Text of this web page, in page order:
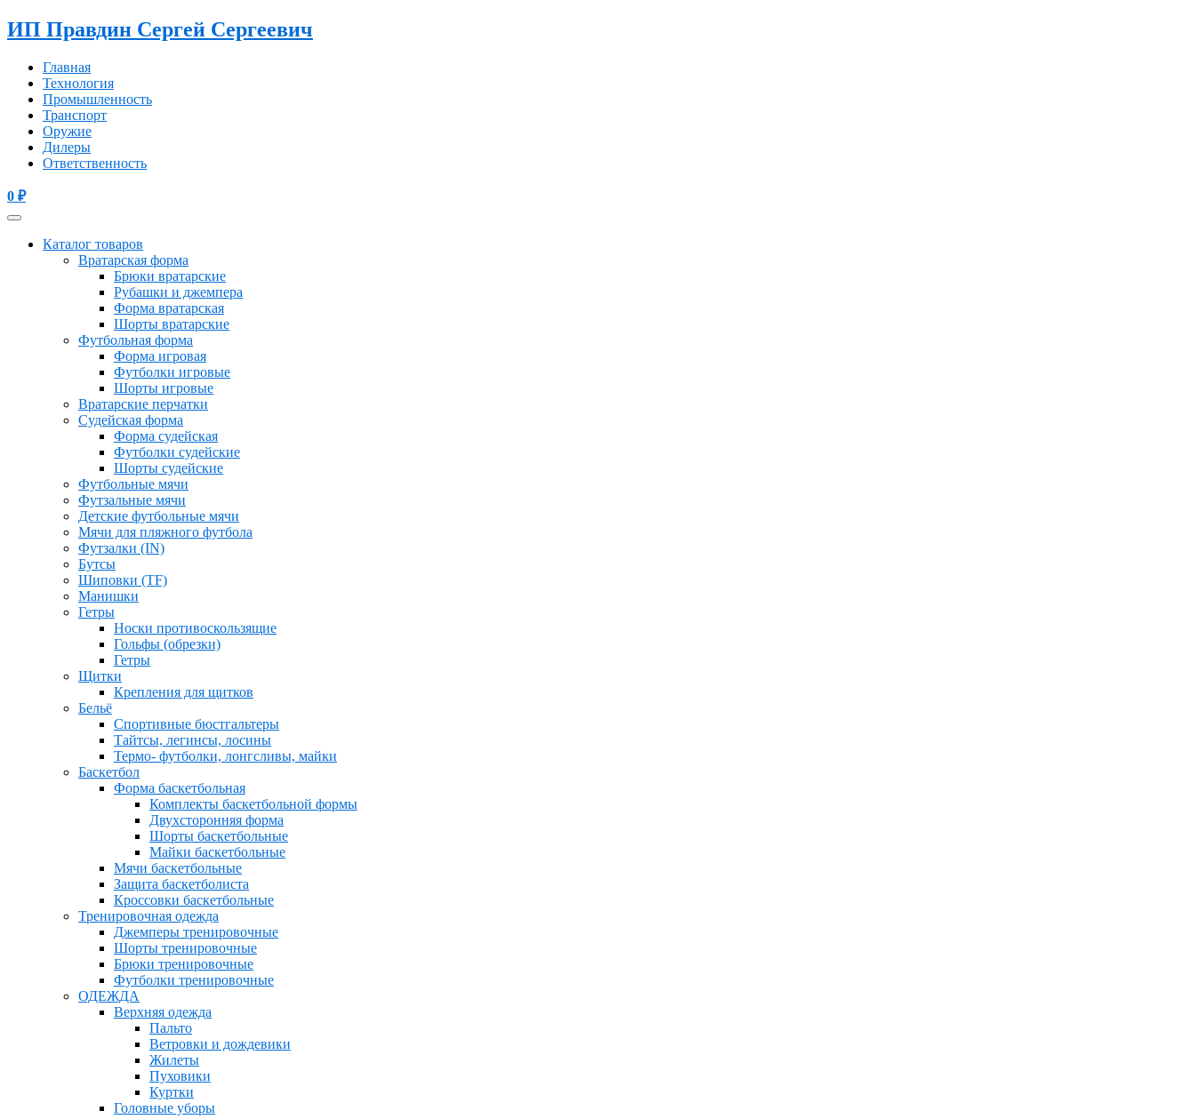
ИП Правдин Сергей Сергеевич
Главная
Технология
Промышленность
Транспорт
Оружие
Дилеры
Ответственность
0 ₽
Каталог товаров
Вратарская форма
Брюки вратарские
Рубашки и джемпера
Форма вратарская
Шорты вратарские
Футбольная форма
Форма игровая
Футболки игровые
Шорты игровые
Вратарские перчатки
Судейская форма
Форма судейская
Футболки судейские
Шорты судейские
Футбольные мячи
Футзальные мячи
Детские футбольные мячи
Мячи для пляжного футбола
Футзалки (IN)
Бутсы
Шиповки (TF)
Манишки
Гетры
Носки противоскользящие
Гольфы (обрезки)
Гетры
Щитки
Крепления для щитков
Бельё
Спортивные бюстгальтеры
Тайтсы, легинсы, лосины
Термо- футболки, лонгсливы, майки
Баскетбол
Форма баскетбольная
Комплекты баскетбольной формы
Двухсторонняя форма
Шорты баскетбольные
Майки баскетбольные
Мячи баскетбольные
Защита баскетболиста
Кроссовки баскетбольные
Тренировочная одежда
Джемперы тренировочные
Шорты тренировочные
Брюки тренировочные
Футболки тренировочные
ОДЕЖДА
Верхняя одежда
Пальто
Ветровки и дождевики
Жилеты
Пуховики
Куртки
Головные уборы